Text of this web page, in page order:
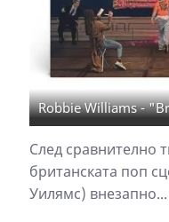
Robbie Williams -
След сравнително
британската поп
Уилямс) внезапно...